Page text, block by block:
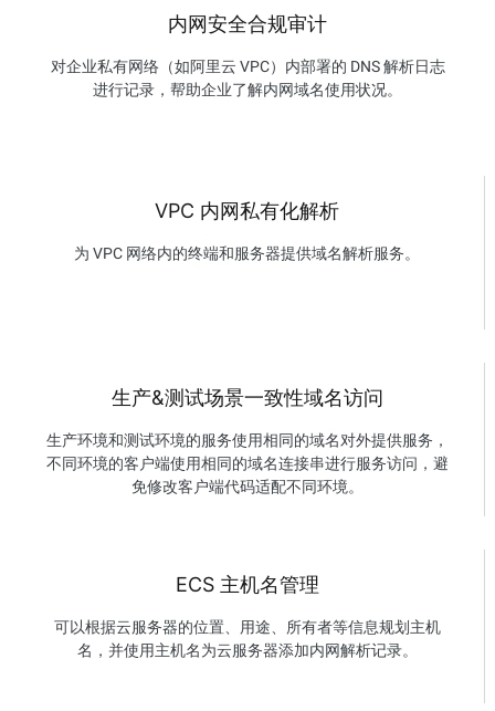
内网安全合规审计
对企业私有网络（如阿里云 VPC）内部署的 DNS 解析日志
进行记录，帮助企业了解内网域名使用状况。
VPC 内网私有化解析
为 VPC 网络内的终端和服务器提供域名解析服务。
生产&测试场景一致性域名访问
生产环境和测试环境的服务使用相同的域名对外提供服务，
不同环境的客户端使用相同的域名连接串进行服务访问，避
免修改客户端代码适配不同环境。
ECS 主机名管理
可以根据云服务器的位置、用途、所有者等信息规划主机
名，并使用主机名为云服务器添加内网解析记录。